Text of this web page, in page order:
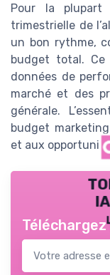
Pour la plupart
trimestrielle de
un bon rythme,
budget total.
données de
marché et des
générale.
budget
et aux